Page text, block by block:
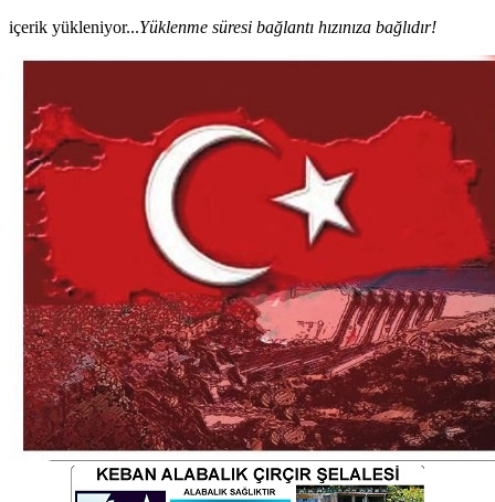
içerik yükleniyor...Yüklenme süresi bağlantı hızınıza bağlıdır!